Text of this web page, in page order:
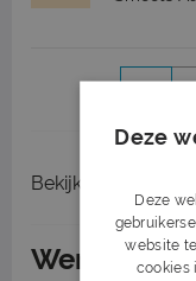
1
Bekijk
Werken in
Deze
Deze
website
cookies